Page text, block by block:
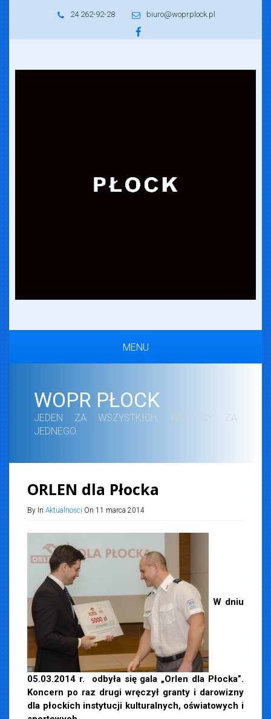
24 262-92-28 biuro@woprplock.pl
MENU
WOPR PŁOCK
JEDEN ZA WSZYSTKICH, WSZYSCY ZA
JEDNEGO.
ORLEN dla Płocka
By In Aktualności On 11 marca 2014
W dniu
05.03.2014 r. odbyła się gala „Orlen dla Płocka”.
Koncern po raz drugi wręczył granty i darowizny
dla płockich instytucji kulturalnych, oświatowych i